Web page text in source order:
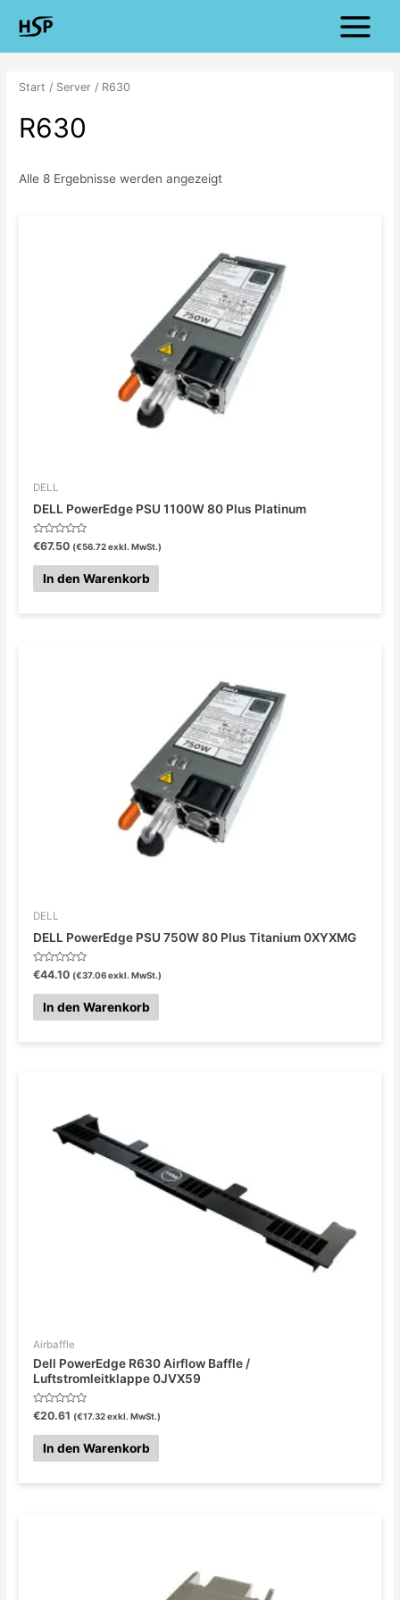
Inhalt
Main
Start / Server / R630
R630
Alle 8 Ergebnisse werden angezeigt
DELL
DELL PowerEdge PSU 1100W 80 Plus Platinum
Bewertet
mit
0
von
€67.50 (€56.72exkl. MwSt.)
In den Warenkorb
DELL
DELL PowerEdge PSU 750W 80 Plus Titanium 0XYXMG
Bewertet
mit
0
von
€44.10 (€37.06exkl. MwSt.)
In den Warenkorb
Airbaffle
Dell PowerEdge R630 Airflow Baffle /
Luftstromleitklappe 0JVX59
Bewertet
mit
0
von
€20.61 (€17.32exkl. MwSt.)
In den Warenkorb